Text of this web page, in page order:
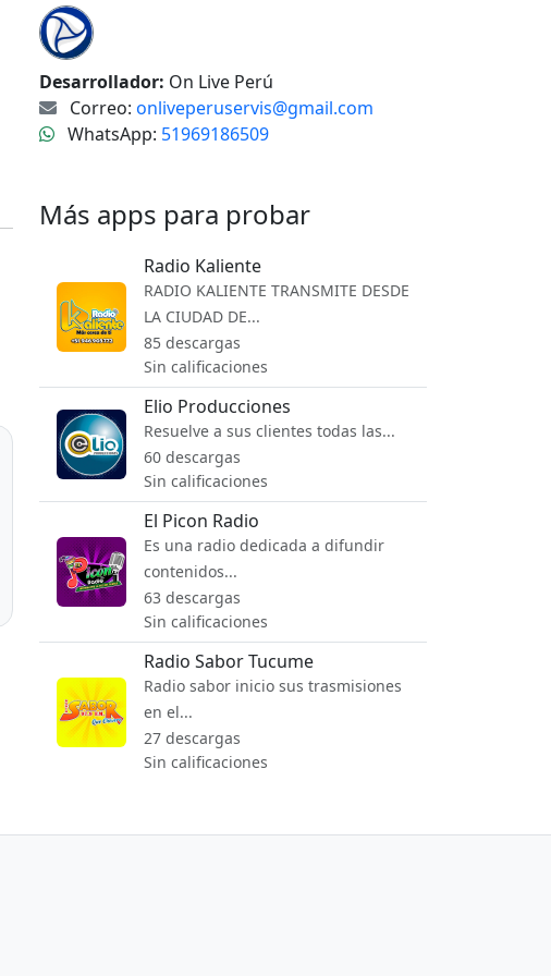
Desarrollador: On Live Perú
Correo: onliveperuservis@gmail.com
WhatsApp: 51969186509
Más apps para probar
Radio Kaliente
RADIO KALIENTE TRANSMITE DESDE
LA CIUDAD DE...
85 descargas
Sin calificaciones
Elio Producciones
Resuelve a sus clientes todas las...
60 descargas
Sin calificaciones
El Picon Radio
Es una radio dedicada a difundir
contenidos...
63 descargas
Sin calificaciones
Radio Sabor Tucume
Radio sabor inicio sus trasmisiones
en el...
27 descargas
Sin calificaciones